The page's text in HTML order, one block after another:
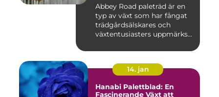
Abbey Road paleträd är en
typ av växt som har fångat
trädgårdsälskares och
växtentusiasters uppmärks...
14. jan
Hanabi Palettblad: En
Fascinerande Växt att